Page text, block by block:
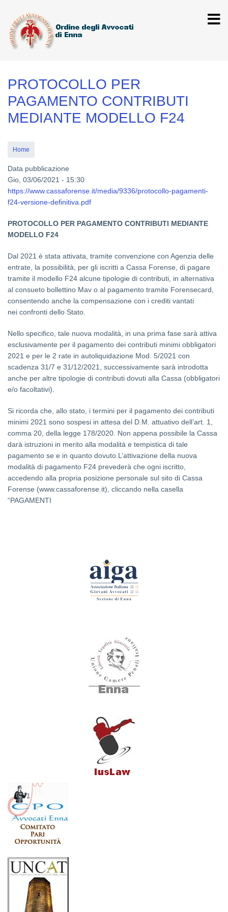
contenuto
principale
PROTOCOLLO PER
PAGAMENTO CONTRIBUTI
MEDIANTE MODELLO F24
Home
Data pubblicazione
Gio, 03/06/2021 - 15:30
https://www.cassaforense.it/media/9336/protocollo-pagamenti-
f24-versione-definitiva.pdf
PROTOCOLLO PER PAGAMENTO CONTRIBUTI MEDIANTE
MODELLO F24
Dal 2021 è stata attivata, tramite convenzione con Agenzia delle
entrate, la possibilità, per gli iscritti a Cassa Forense, di pagare
tramite il modello F24 alcune tipologie di contributi, in alternativa
al consueto bollettino Mav o al pagamento tramite Forensecard,
consentendo anche la compensazione con i crediti vantati
nei confronti dello Stato.
Nello specifico, tale nuova modalità, in una prima fase sarà attiva
esclusivamente per il pagamento dei contributi minimi obbligatori
2021 e per le 2 rate in autoliquidazione Mod. 5/2021 con
scadenza 31/7 e 31/12/2021
, successivamente sarà introdotta
anche per altre tipologie di contributi dovuti alla Cassa (obbligatori
e/o facoltativi).
Si ricorda che, allo stato, i termini per il pagamento dei contributi
minimi 2021 sono sospesi in attesa del D.M. attuativo dell’art. 1,
comma 20, della legge 178/2020. Non appena possibile la Cassa
darà istruzioni in merito alla modalità e tempistica di tale
pagamento se e in quanto dovuto.L’attivazione della nuova
modalità di pagamento F24 prevederà che ogni iscritto,
accedendo alla propria posizione personale sul sito di Cassa
Forense (www.cassaforense.it), cliccando nella casella
“PAGAMENTI